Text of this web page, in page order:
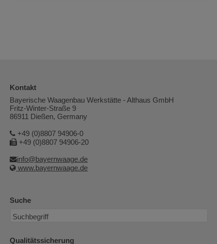
Kontakt
Bayerische Waagenbau Werkstätte - Althaus GmbH
Fritz-Winter-Straße 9
86911 Dießen, Germany
+49 (0)8807 94906-0
+49 (0)8807 94906-20
info@bayernwaage.de
www.bayernwaage.de
Suche
Qualitätssicherung